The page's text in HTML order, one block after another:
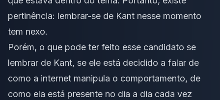
pertinência: lembrar-se de Kant nesse momento
tem nexo.
Porém, o que pode ter feito esse candidato se
lembrar de Kant, se ele está decidido a falar de
como a internet manipula o comportamento, de
como ela está presente no dia a dia cada vez